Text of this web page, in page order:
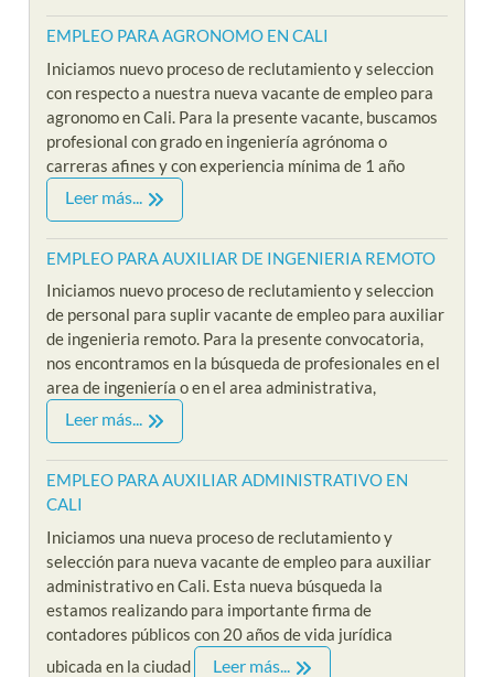
EMPLEO PARA AGRONOMO EN CALI
Iniciamos nuevo proceso de reclutamiento y seleccion
con respecto a nuestra nueva vacante de empleo para
agronomo en Cali. Para la presente vacante, buscamos
profesional con grado en ingeniería agrónoma o
carreras afines y con experiencia mínima de 1 año
Leer más...
EMPLEO PARA AUXILIAR DE INGENIERIA REMOTO
Iniciamos nuevo proceso de reclutamiento y seleccion
de personal para suplir vacante de empleo para auxiliar
de ingenieria remoto. Para la presente convocatoria,
nos encontramos en la búsqueda de profesionales en el
area de ingeniería o en el area administrativa,
Leer más...
EMPLEO PARA AUXILIAR ADMINISTRATIVO EN
CALI
Iniciamos una nueva proceso de reclutamiento y
selección para nueva vacante de empleo para auxiliar
administrativo en Cali. Esta nueva búsqueda la
estamos realizando para importante firma de
contadores públicos con 20 años de vida jurídica
ubicada en la ciudad
Leer más...